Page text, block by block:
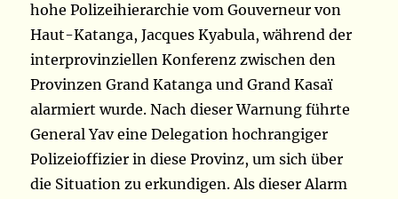
hohe Polizeihierarchie vom Gouverneur von
Haut-Katanga, Jacques Kyabula, während der
interprovinziellen Konferenz zwischen den
Provinzen Grand Katanga und Grand Kasaï
alarmiert wurde. Nach dieser Warnung führte
General Yav eine Delegation hochrangiger
Polizeioffizier in diese Provinz, um sich über
die Situation zu erkundigen. Als dieser Alarm